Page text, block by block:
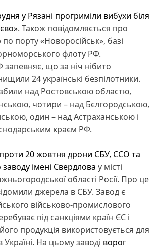
у Рязані прогриміли вибухи біля
. Також повідомляється про
порту «Новоросійськ», базі
флоту РФ.
запевняє, що за ніч нібито
24 українські безпілотники.
над Ростовською областю,
чотири – над Бєлгородською,
один – над Астраханською і
краєм РФ.
20 жовтня дрони СБУ, ССО та
імені Свердлова у місті
області Росії. Про це
джерела в СБУ. Завод є
військово-промислового
під санкціями країн ЄС і
продукція використовується для
Україні. На цьому заводі ворог